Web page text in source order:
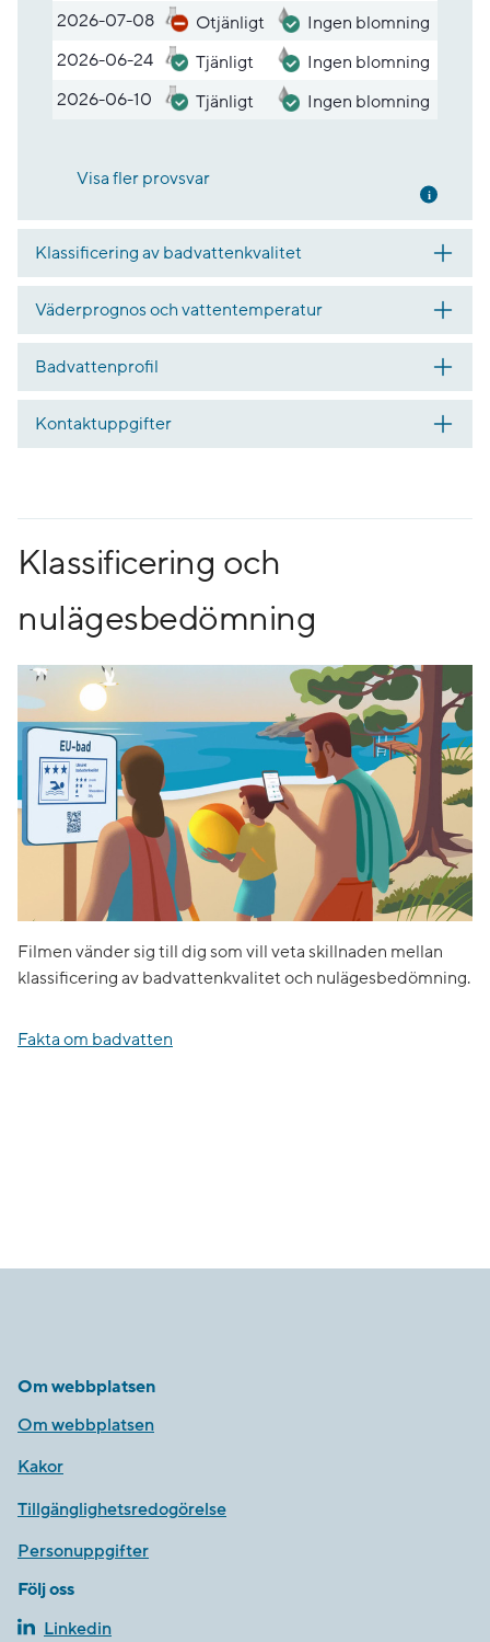
2026-07-08
Otjänligt
Ingen blomning
2026-06-24
Tjänligt
Ingen blomning
2026-06-10
Tjänligt Ingen blomning
Visa fler provsvar Mer
Klassificering av badvattenkvalitet
Väderprognos och vattentemperatur
Badvattenprofil
Kontaktuppgifter
Klassificering och
nulägesbedömning
Filmen vänder sig till dig som vill veta skillnaden mellan
klassificering av badvattenkvalitet och nulägesbedömning.
Fakta om badvatten
Om webbplatsen
Om webbplatsen
Kakor
Tillgänglighetsredogörelse
Personuppgifter
Följ oss
Linkedin